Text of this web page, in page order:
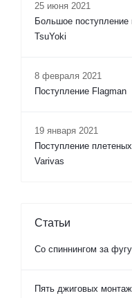
25 июня 2021
Большое поступление
TsuYoki
8 февраля 2021
Поступление Flagman
19 января 2021
Поступление
Varivas
Статьи
Со спиннингом за фугу
Пять джиговых